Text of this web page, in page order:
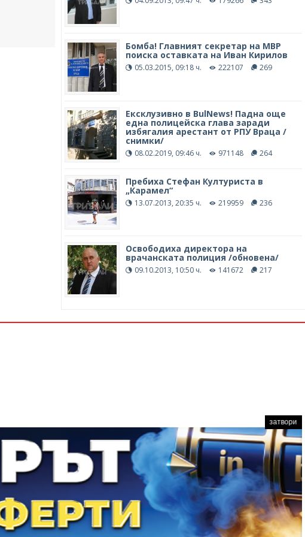
Бомба! Главният секретар на МВР
поиска оставката на Иван Кирилов
05.03.2015, 09:18 ч. 222107 269
Ексклузивно в BulNews! Падна още
една полицейска глава заради
избягалия арестант от РПУ Враца /
снимки/
08.02.2019, 09:46 ч. 971148 264
Пребиха Стефан Културиста в
„Карамел“
13.07.2013, 20:35 ч. 219959 236
Освободиха директора на
врачанската полиция /обновена/
09.10.2013, 10:50 ч. 141672 217
затвори